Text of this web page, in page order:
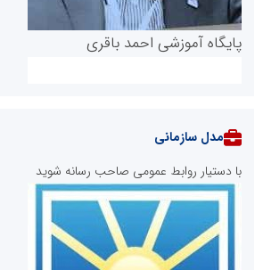
پایگاه آموزشی احمد باقری
مدل سازمانی
با دستیار روابط عمومی صاحب رسانه شوید